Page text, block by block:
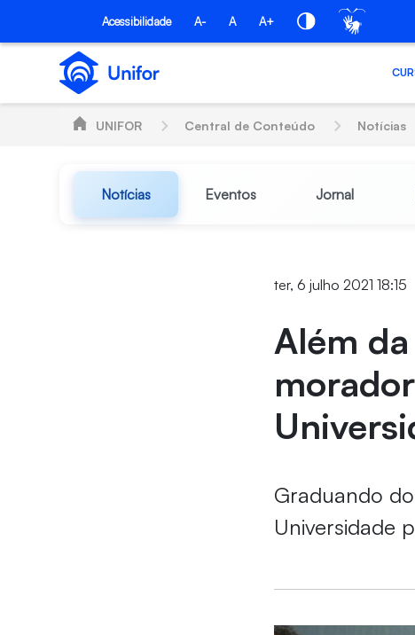
Pular para o Conteúdo principal
Acessibilidade A- A A+
UNIFOR Central de Conteúdo Notícias
Notícias Eventos Jornal
ter, 6 julho 2021 18:15
Além
Graduando
Universidade